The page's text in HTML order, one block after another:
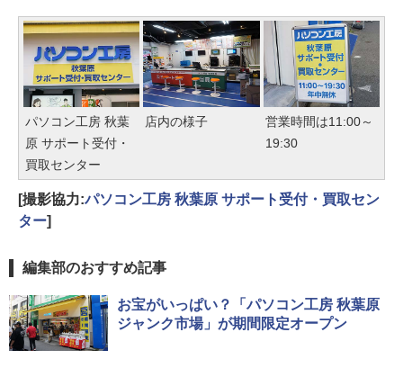
パソコン工房 秋葉
原 サポート受付・
買取センター
店内の様子
営業時間は11:00～
19:30
[撮影協力:パソコン工房 秋葉原 サポート受付・買取セン
ター]
編集部のおすすめ記事
お宝がいっぱい？「パソコン工房 秋葉原
ジャンク市場」が期間限定オープン